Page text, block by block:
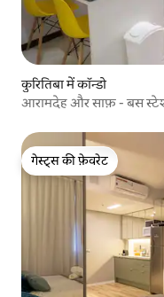
कुरितिबा में कॉन्डो
आरामदेह और साफ़ - बस
गेस्ट्स की फ़ेवरेट
गेस्ट्स की फ़ेवरेट